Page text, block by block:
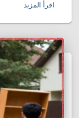
اقرأ المزيد